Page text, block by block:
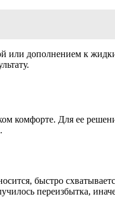
или дополнением к
комфорте. Для ее
быстро
переизбытка,